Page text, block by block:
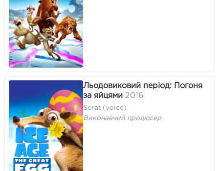
Льодовиковий період: Погоня
за яйцями 2016
Scrat (voice)
Виконавчий продюсер